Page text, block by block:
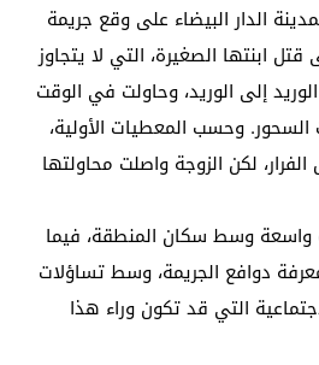
الدار البيضاء على وقع جريمة
ابنتها الصغيرة، التي لا يتجاوز
من الوريد إلى الوريد، وحاولت في الوقت
السحور. وحسب المعطيات الأولية،
لكن الزوجة واصلت محاولتها
واسعة وسط سكان المنطقة، فيما
دوافع الجريمة، وسط تساؤلات
التي قد تكون وراء هذا